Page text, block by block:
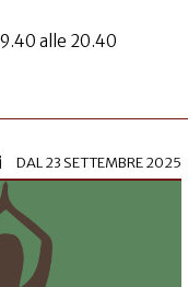
alle 20.40
DAL23 SETTEMBRE 2025